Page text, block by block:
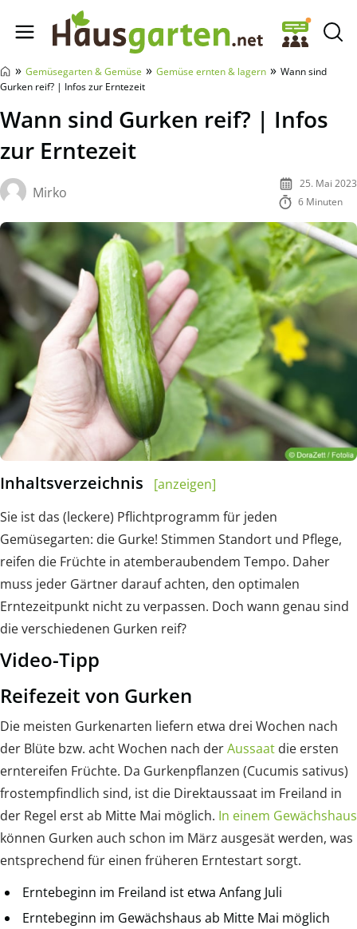
Hausgarten.net
» Gemüsegarten & Gemüse » Gemüse ernten & lagern » Wann sind
Gurken reif? | Infos zur Erntezeit
Wann sind Gurken reif? | Infos
zur Erntezeit
Mirko
25. Mai 2023
6 Minuten
Inhaltsverzeichnis
[anzeigen]
Sie ist das (leckere) Pflichtprogramm für jeden
Gemüsegarten: die Gurke! Stimmen Standort und Pflege,
reifen die Früchte in atemberaubendem Tempo. Daher
muss jeder Gärtner darauf achten, den optimalen
Erntezeitpunkt nicht zu verpassen. Doch wann genau sind
die verschiedenen Gurken reif?
Video-Tipp
Reifezeit von Gurken
Die meisten Gurkenarten liefern etwa drei Wochen nach
der Blüte bzw. acht Wochen nach derAussaat die ersten
erntereifen Früchte. Da Gurkenpflanzen (Cucumis sativus)
frostempfindlich sind, ist die Direktaussaat im Freiland in
der Regel erst ab Mitte Mai möglich. In einem Gewächshaus
können Gurken auch schon im März ausgesät werden, was
entsprechend für einen früheren Erntestart sorgt.
Erntebeginn im Freiland ist etwa Anfang Juli
Erntebeginn im Gewächshaus ab Mitte Mai möglich